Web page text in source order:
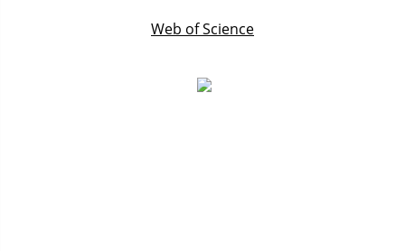
Web of Science